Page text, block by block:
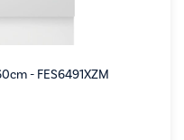
- FES6491XZM